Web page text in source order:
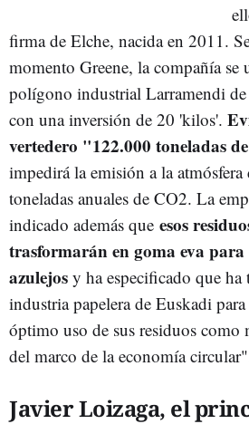
firma de Elche, nacida en 2011.
momento Greene, lacompañía se
polígono industrial Larramendi
con una inversión de 20 'kilos'.
vertedero "122.000 toneladas
impedirá la emisión a la atmósfera
toneladas anuales de CO2. La
indicado además que esos
trasformarán en goma eva para
azulejos y ha especificado que
industria papelera de Euskadi
óptimo uso de sus residuos como
del marco de la economía
Javier Loizaga, el